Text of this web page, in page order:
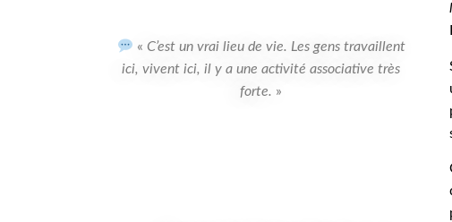
«C’est un vrai lieu de vie. Les gens travaillent
ici, vivent ici, il y a une activité associative très
forte. »